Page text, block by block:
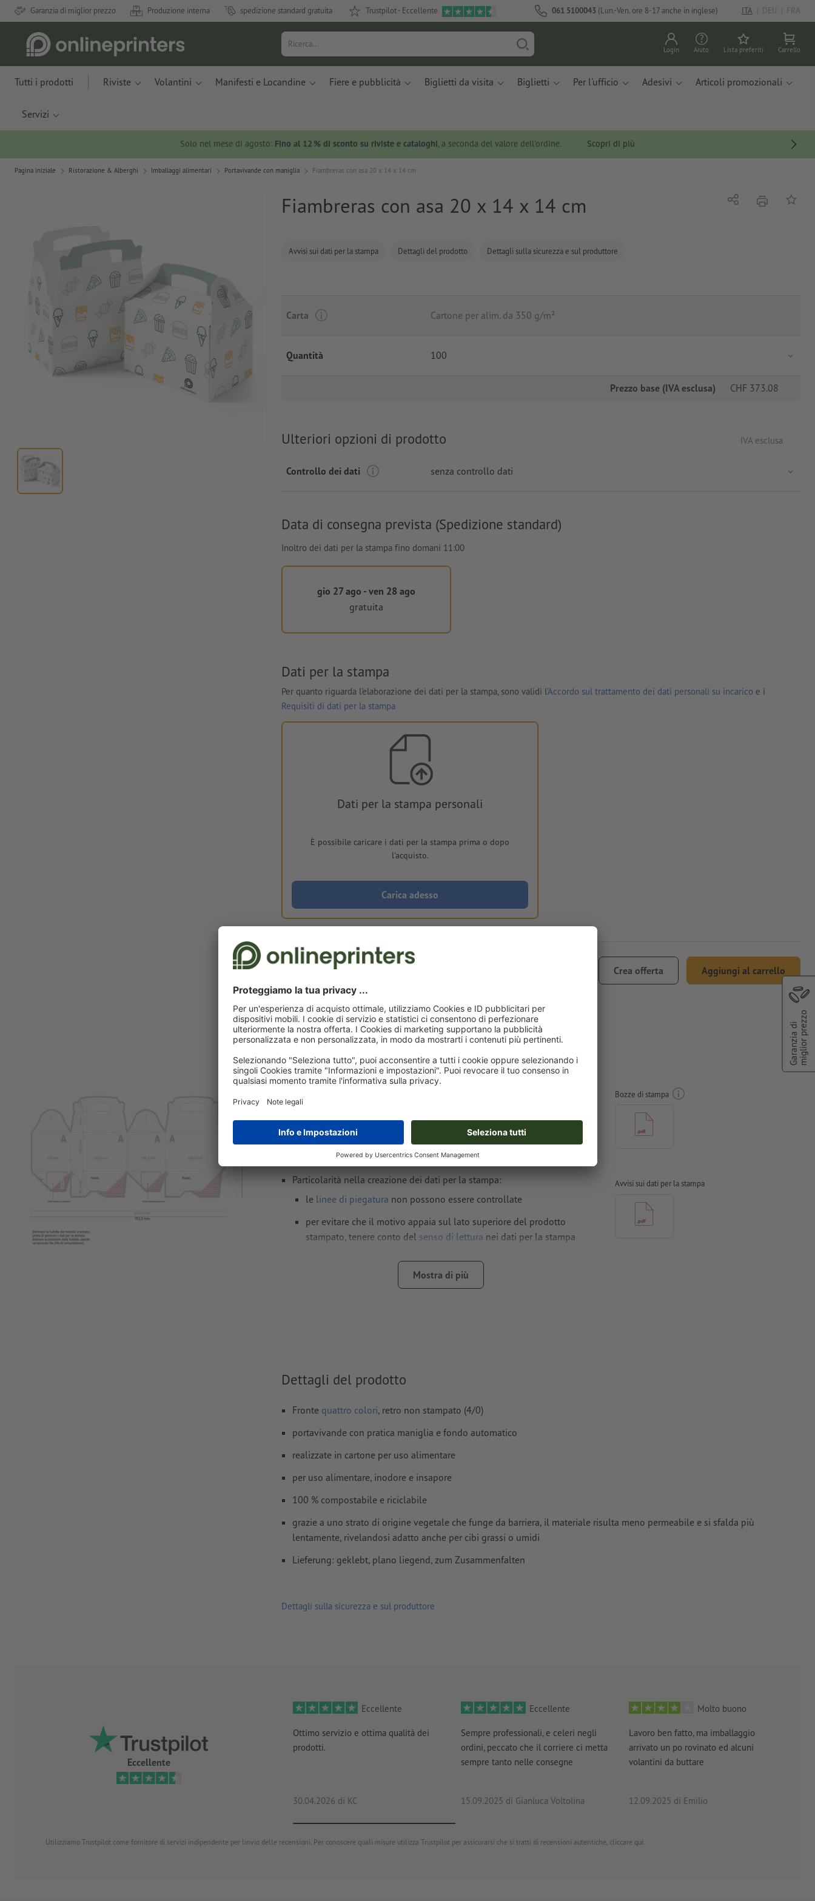
Garanzia di miglior prezzo Produzione interna spedizione standard gratuita Trustpilot - Eccellente 061 5100043 (Lun.-Ven. ore 8-17 anche in inglese) ITA | DEU | FRA
Login Aiuto Lista preferiti Carrello
Tutti i prodotti Riviste Volantini Manifesti e Locandine Fiere e pubblicità Biglietti da visita Biglietti Per l'ufficio Adesivi Articoli promozionali
Servizi
Solo nel mese di agosto: Fino al 12 % di sconto su riviste e cataloghi, a seconda del valore dell'ordine. Scopri di più
Pagina iniziale Ristorazione & Alberghi Imballaggi alimentari Portavivande con maniglia Fiambreras con asa 20 x 14 x 14 cm
Fiambreras con asa 20 x 14 x 14 cm
Avvisi sui dati per la stampa Dettagli del prodotto Dettagli sulla sicurezza e sul produttore
Condividistamparealla
Carta Cartone per alim. da 350 g/m²
Quantità 100
Prezzo base (IVA esclusa) CHF 373.08
Ulteriori opzioni di prodotto IVA esclusa
Controllo dei dati senza controllo dati
Data di consegna prevista (Spedizione standard)
Inoltro dei dati per la stampa fino domani 11:00
gio 27 ago - ven 28 ago
gratuita
Dati per la stampa
Per quanto riguarda l'elaborazione dei dati per la stampa, sono validi l'Accordo sul trattamento dei dati personali su incarico e i
Requisiti di dati per la stampa
Dati per la stampa personali
È possibile caricare i dati per la stampa prima o dopo
l'acquisto.
Carica adesso
Crea offerta Aggiungi al carrello
Consegna all' incirca:
Peso: ca.7.01 kg
Avvisi sui dati per la stampa Fiambreras con asa 20 x
14 x 14 cm
Formato finale: 69,35 x 35,78 cm
Dimensioni del sistema: 20 x 14 cm
Particolarità nella creazione dei dati per la stampa:
le linee di piegatura non possono essere controllate
per evitare che il motivo appaia sul lato superiore del prodotto
stampato, tenere conto del senso di lettura nei dati per la stampa
Creare il documento con 5 mm direfilo sui lati e le informazioni
Non controlliamo leimpostazioni di sovrastampa
Icommentivengono cancellati e non stampati
I contenuti deicampi modulovengono stampati
Mostra di più
Bozze di stampa
Avvisi sui dati per la stampa
Dettagli del prodotto
Fronte quattro colori, retro non stampato (4/0)
portavivande con pratica maniglia e fondo automatico
realizzate in cartone per uso alimentare
per uso alimentare, inodore e insapore
100 % compostabile e riciclabile
grazie a uno strato di origine vegetale che funge da barriera, il materiale risulta meno permeabile e si sfalda più
lentamente, rivelandosi adatto anche per cibi grassi o umidi
Lieferung: geklebt, plano liegend, zum Zusammenfalten
Dettagli sulla sicurezza e sul produttore
Eccellente
Eccellente
Ottimo servizio e ottima qualità dei
prodotti.
30.04.2026 di KC
Eccellente
Sempre professionali, e celeri negli
ordini, peccato che il corriere ci metta
sempre tanto nelle consegne
15.09.2025 di Gianluca Voltolina
Molto buono
Lavoro ben fatto, ma imballaggio
arrivato un po rovinato ed alcuni
volantini da buttare
12.09.2025 di Emilio
Utilizziamo Trustpilot come fornitore di servizi indipendente per linvio delle recensioni. Per conoscere quali misure utilizza Trustpilot per assicurarsi che si tratti di recensioni autentiche, cliccare qui.
Garanzia dimiglior prezzo